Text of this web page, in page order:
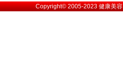
Copyright© 2005-2023健康美